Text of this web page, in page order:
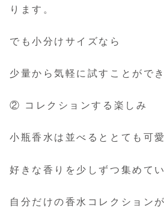
ります。
でも小分けサイズなら
少量から気軽に試すことができ
② コレクションする楽しみ
小瓶香水は並べるととても可
好きな香りを少しずつ集めて
自分だけの香水コレクション